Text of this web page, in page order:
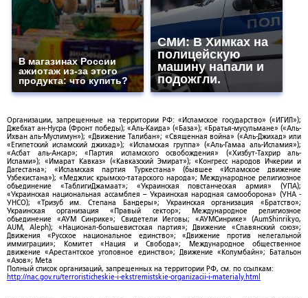
В магазинах России
ажиотаж из-за этого
продукта: что купить?
СМИ: В Химках на
полицейскую
машину напали и
подожгли.
Организации, запрещенные на территории РФ: «Исламское государство» («ИГИЛ»);
Джебхат ан-Нусра (Фронт победы); «Аль-Каида» («База»); «Братья-мусульмане» («Аль-
Ихван аль-Муслимун»); «Движение Талибан»; «Священная война» («Аль-Джихад» или
«Египетский исламский джихад»); «Исламская группа» («Аль-Гамаа аль-Исламия»);
«Асбат аль-Ансар»; «Партия исламского освобождения» («Хизбут-Тахрир аль-
Ислами»); «Имарат Кавказ» («Кавказский Эмират»); «Конгресс народов Ичкерии и
Дагестана»; «Исламская партия Туркестана» (бывшее «Исламское движение
Узбекистана»); «Меджлис крымско-татарского народа»; Международное религиозное
объединение «ТаблигиДжамаат»; «Украинская повстанческая армия» (УПА);
«Украинская национальная ассамблея – Украинская народная самооборона» (УНА -
УНСО); «Тризуб им. Степана Бандеры»; Украинская организация «Братство»;
Украинская организация «Правый сектор»; Международное религиозное
объединение «АУМ Синрике»; Свидетели Иеговы; «АУМСинрике» (AumShinrikyo,
AUM, Aleph); «Национал-большевистская партия»; Движение «Славянский союз»;
Движения «Русское национальное единство»; «Движение против нелегальной
иммиграции»; Комитет «Нация и Свобода»; Международное общественное
движение «Арестантское уголовное единство»; Движение «Колумбайн»; Батальон
«Азов»; Meta
Полный список организаций, запрещенных на территории РФ, см. по ссылкам:
http://nac.gov.ru/terroristicheskie-i-ekstremistskie-organizacii-i-materialy.html